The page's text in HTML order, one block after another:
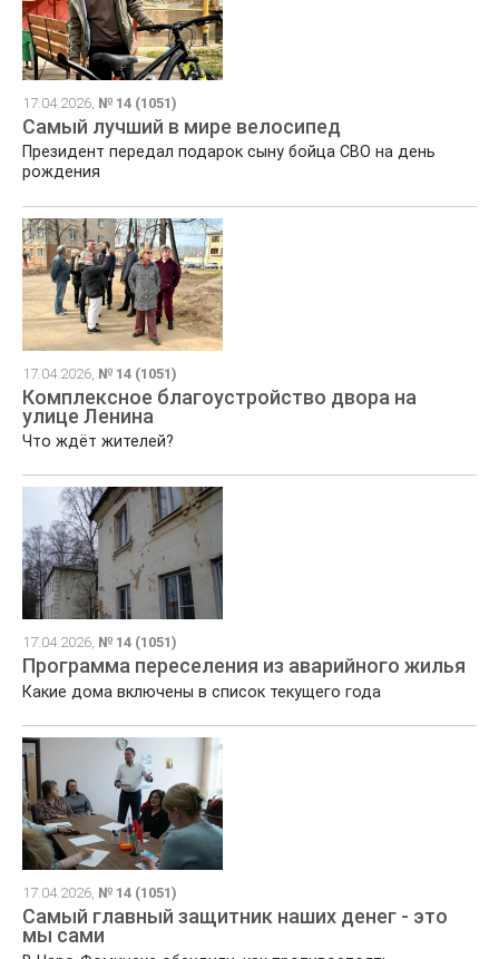
17.04.2026, № 14 (1051)
Самый лучший в мире велосипед
Президент передал подарок сыну бойца СВО на день
рождения
17.04.2026, № 14 (1051)
Комплексное благоустройство двора на
улице Ленина
Что ждёт жителей?
17.04.2026, № 14 (1051)
Программа переселения из аварийного жилья
Какие дома включены в список текущего года
17.04.2026, № 14 (1051)
Самый главный защитник наших денег - это
мы сами